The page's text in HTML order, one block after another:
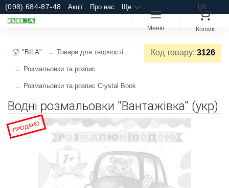
(098) 684-87-48 Акції Про нас Ще UK
Меню Кошик
Код товару: 3126
"BILA" Товари для творчості
Розмальовки та розпис
Розмальовки та розпис Crystal Book
Водні розмальовки "Вантажівка" (укр)
ПРОДАНО